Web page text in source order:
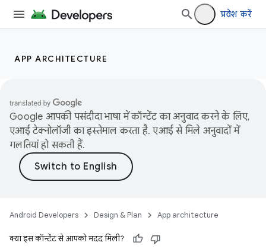
प्रवेश करें
APP ARCHITECTURE
Google आपकी पसंदीदा भाषा में कॉन्टेंट का अनुवाद करने के लिए,
एआई टेक्नोलॉजी का इस्तेमाल करता है. एआई से मिले अनुवादों में
गलतियां हो सकती हैं.
Android Developers Design & Plan App architecture
क्या इस कॉन्टेंट से आपको मदद मिली?